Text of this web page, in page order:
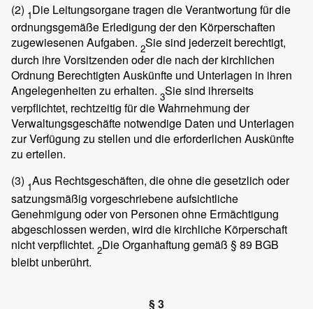
(2) 1Die Leitungsorgane tragen die Verantwortung für die
ordnungsgemäße Erledigung der den Körperschaften
zugewiesenen Aufgaben. 2Sie sind jederzeit berechtigt,
durch ihre Vorsitzenden oder die nach der kirchlichen
Ordnung Berechtigten Auskünfte und Unterlagen in ihren
Angelegenheiten zu erhalten. 3Sie sind ihrerseits
verpflichtet, rechtzeitig für die Wahrnehmung der
Verwaltungsgeschäfte notwendige Daten und Unterlagen
zur Verfügung zu stellen und die erforderlichen Auskünfte
zu erteilen.
(3) 1Aus Rechtsgeschäften, die ohne die gesetzlich oder
satzungsmäßig vorgeschriebene aufsichtliche
Genehmigung oder von Personen ohne Ermächtigung
abgeschlossen werden, wird die kirchliche Körperschaft
nicht verpflichtet. 2Die Organhaftung gemäß § 89 BGB
bleibt unberührt.
§ 3